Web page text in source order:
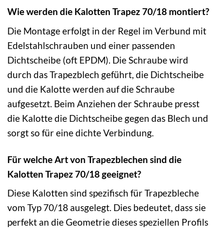
Wie werden die Kalotten Trapez 70/18 montiert?
Die Montage erfolgt in der Regel im Verbund mit
Edelstahlschrauben und einer passenden
Dichtscheibe (oft EPDM). Die Schraube wird
durch das Trapezblech geführt, die Dichtscheibe
und die Kalotte werden auf die Schraube
aufgesetzt. Beim Anziehen der Schraube presst
die Kalotte die Dichtscheibe gegen das Blech und
sorgt so für eine dichte Verbindung.
Für welche Art von Trapezblechen sind die
Kalotten Trapez 70/18 geeignet?
Diese Kalotten sind spezifisch für Trapezbleche
vom Typ 70/18 ausgelegt. Dies bedeutet, dass sie
perfekt an die Geometrie dieses speziellen Profils